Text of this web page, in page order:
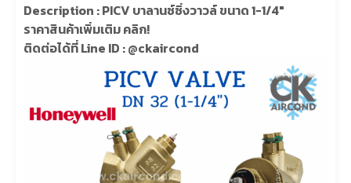
Description : PICV บาลานซ์ซิ่งวาวล์ ขนาด 1-1/4″
ราคาสินค้าเพิ่มเติม คลิก!
ติดต่อได้ที่ Line ID : @ckaircond